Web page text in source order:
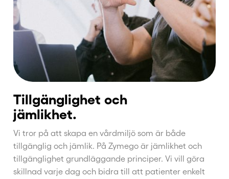
Tillgänglighet och
jämlikhet.
Vi tror på att skapa en vårdmiljö som är både
tillgänglig och jämlik. På Zymego är jämlikhet och
tillgänglighet grundläggande principer. Vi vill göra
skillnad varje dag och bidra till att patienter enkelt